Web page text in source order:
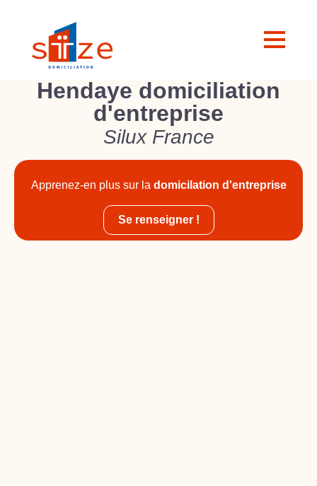
Hendaye domiciliation
d'entreprise
Silux France
Apprenez-en plus sur la domicilation d'entreprise
Se renseigner !